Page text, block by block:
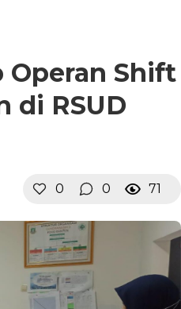
Operan Shift
di RSUD
0 0 71